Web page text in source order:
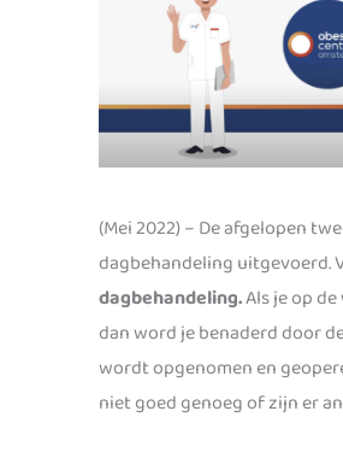
(Mei 2022) – De afgelopen
dagbehandeling uitgevoerd.
dagbehandeling.Als je op
dan word je benaderd door
wordt opgenomen en
niet goed genoeg of zijn er